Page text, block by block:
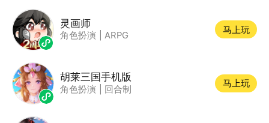
灵画师
角色扮演 ARPG
马上玩
胡莱三国手机版
角色扮演 回合制
马上玩